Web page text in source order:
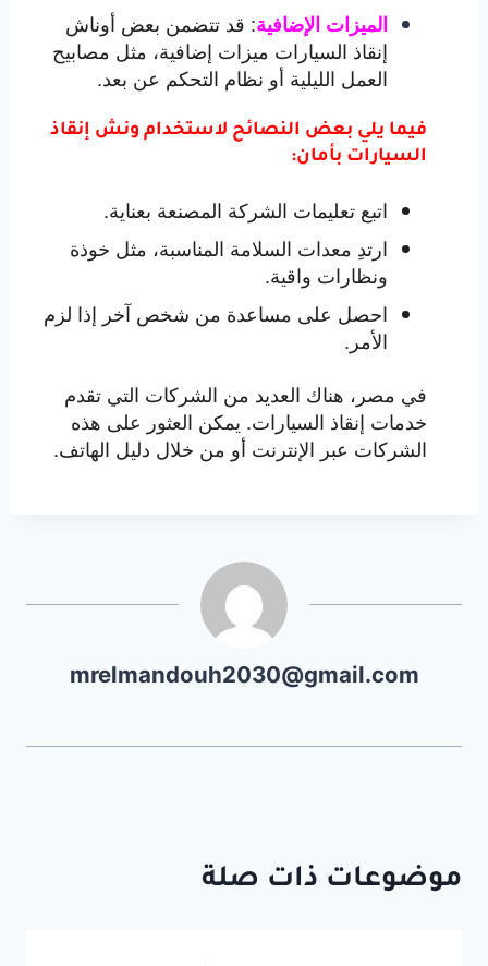
الميزات الإضافية: قد تتضمن بعض أوناش
إنقاذ السيارات ميزات إضافية، مثل مصابيح
العمل الليلية أو نظام التحكم عن بعد.
فيما يلي بعض النصائح لاستخدام ونش إنقاذ
السيارات بأمان:
اتبع تعليمات الشركة المصنعة بعناية.
ارتدِ معدات السلامة المناسبة، مثل خوذة
ونظارات واقية.
احصل على مساعدة من شخص آخر إذا لزم
الأمر.
في مصر، هناك العديد من الشركات التي تقدم
خدمات إنقاذ السيارات. يمكن العثور على هذه
الشركات عبر الإنترنت أو من خلال دليل الهاتف.
mrelmandouh2030@gmail.com
موضوعات ذات صلة